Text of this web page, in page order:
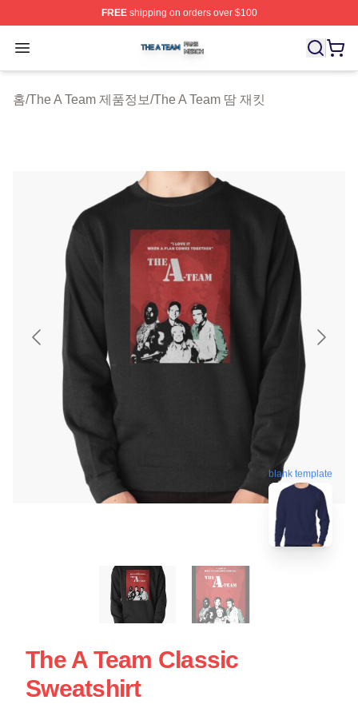
FREEshipping on orders over $100
Open menu
The A Team Shop ⚡️ Officially Licensed The A Team
홈/The A Team 제품정보/The A Team 땀 재킷
blank template
The A Team Classic
Sweatshirt